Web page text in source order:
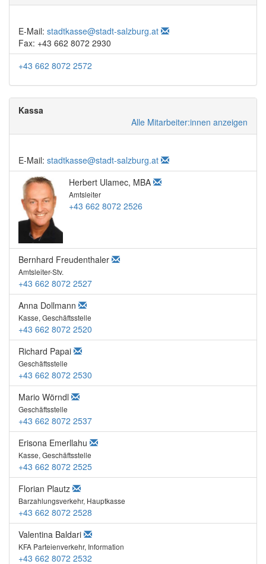
E-Mail: stadtkasse@stadt-salzburg.at
Fax: +43 662 8072 2930
+43 662 8072 2572
Kassa
Alle Mitarbeiter:innen anzeigen
E-Mail: stadtkasse@stadt-salzburg.at
Herbert Ulamec, MBA
Amtsleiter
+43 662 8072 2526
Bernhard Freudenthaler
Amtsleiter-Stv.
+43 662 8072 2527
Anna Dollmann
Kasse, Geschäftsstelle
+43 662 8072 2520
Richard Papai
Geschäftsstelle
+43 662 8072 2530
Mario Wörndl
Geschäftsstelle
+43 662 8072 2537
Erisona Emerllahu
Kasse, Geschäftsstelle
+43 662 8072 2525
Florian Plautz
Barzahlungsverkehr, Hauptkasse
+43 662 8072 2528
Valentina Baldari
KFA Parteienverkehr, Information
+43 662 8072 2532